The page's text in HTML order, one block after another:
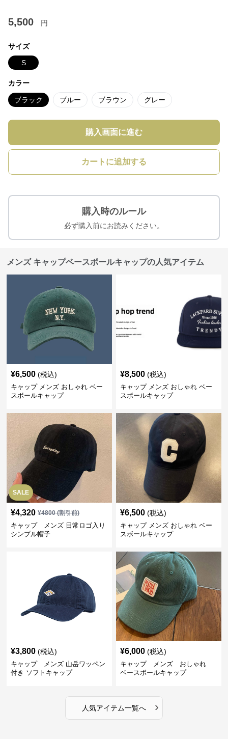
5,500 円
サイズ
S
カラー
ブラック ブルー ブラウン グレー
購入画面に進む
カートに追加する
購入時のルール
必ず購入前にお読みください。
メンズ キャップベースボールキャップの人気アイテム
¥6,500 (税込)
キャップ メンズ おしゃれ ベー
スボールキャップ
¥8,500 (税込)
キャップ メンズ おしゃれ ベー
スボールキャップ
SALE
¥4,320 ¥4800(割引前)
キャップ メンズ 日常ロゴ入り
シンプル帽子
¥6,500 (税込)
キャップ メンズ おしゃれ ベー
スボールキャップ
¥3,800 (税込)
キャップ メンズ 山岳ワッペン
付き ソフトキャップ
¥6,000 (税込)
キャップ メンズ おしゃれ
ベースボールキャップ
人気アイテム一覧へ ›